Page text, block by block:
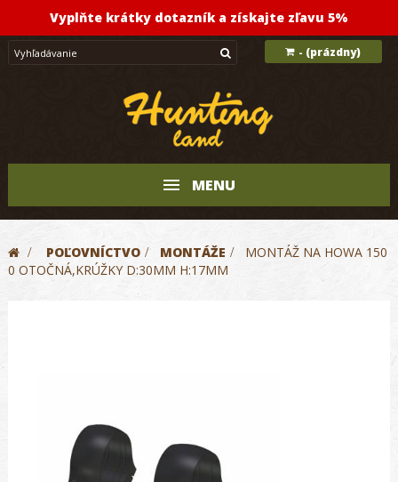
Vyplňte krátky dotazník a získajte zľavu 5%
- (prázdny)
MENU
> POĽOVNÍCTVO > MONTÁŽE >
MONTÁŽ NA HOWA 150
0 OTOČNÁ,KRÚŽKY D:30MM H:17MM